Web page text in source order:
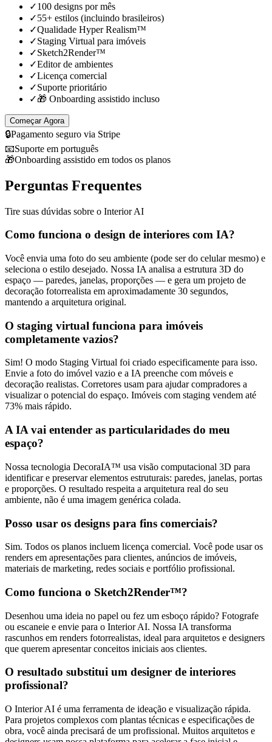
✓100 designs por mês
✓55+ estilos (incluindo brasileiros)
✓Qualidade Hyper Realism™
✓Staging Virtual para imóveis
✓Sketch2Render™
✓Editor de ambientes
✓Licença comercial
✓Suporte prioritário
✓🎁 Onboarding assistido incluso
Começar Agora
🔒Pagamento seguro via Stripe
📧Suporte em português
🎁Onboarding assistido em todos os planos
Perguntas Frequentes
Tire suas dúvidas sobre o Interior AI
Como funciona o design de interiores com IA?
Você envia uma foto do seu ambiente (pode ser do celular mesmo) e
seleciona o estilo desejado. Nossa IA analisa a estrutura 3D do
espaço — paredes, janelas, proporções — e gera um projeto de
decoração fotorrealista em aproximadamente 30 segundos,
mantendo a arquitetura original.
O staging virtual funciona para imóveis
completamente vazios?
Sim! O modo Staging Virtual foi criado especificamente para isso.
Envie a foto do imóvel vazio e a IA preenche com móveis e
decoração realistas. Corretores usam para ajudar compradores a
visualizar o potencial do espaço. Imóveis com staging vendem até
73% mais rápido.
A IA vai entender as particularidades do meu
espaço?
Nossa tecnologia DecoraIA™ usa visão computacional 3D para
identificar e preservar elementos estruturais: paredes, janelas, portas
e proporções. O resultado respeita a arquitetura real do seu
ambiente, não é uma imagem genérica colada.
Posso usar os designs para fins comerciais?
Sim. Todos os planos incluem licença comercial. Você pode usar os
renders em apresentações para clientes, anúncios de imóveis,
materiais de marketing, redes sociais e portfólio profissional.
Como funciona o Sketch2Render™?
Desenhou uma ideia no papel ou fez um esboço rápido? Fotografe
ou escaneie e envie para o Interior AI. Nossa IA transforma
rascunhos em renders fotorrealistas, ideal para arquitetos e designers
que querem apresentar conceitos iniciais aos clientes.
O resultado substitui um designer de interiores
profissional?
O Interior AI é uma ferramenta de ideação e visualização rápida.
Para projetos complexos com plantas técnicas e especificações de
obra, você ainda precisará de um profissional. Muitos arquitetos e